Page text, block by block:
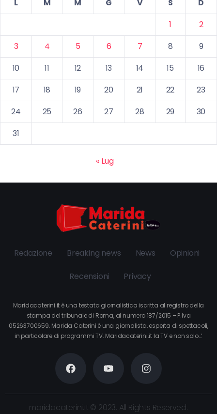
L
M M G V S
D
1
2
3
4 5 6 7 8
9
10
11 12 13 14 15
16
17
18 19 20 21 22
23
24
25 26 27 28 29
30
31
« Lug
Redazione Breaking news News Opinioni
Recensioni Privacy
Maridacaterini.it è una testata giornalistica iscritta al registro della
stampa del tribunale di Roma, al numero 187/2015 – P.Iva
05263700659. Marida Caterini è una giornalista, esperta di spettacoli,
in particolare di programmi TV. Maridacaterini.it la TV e non solo…’
maridacaterini.it © 2023. All Rights Reserved.